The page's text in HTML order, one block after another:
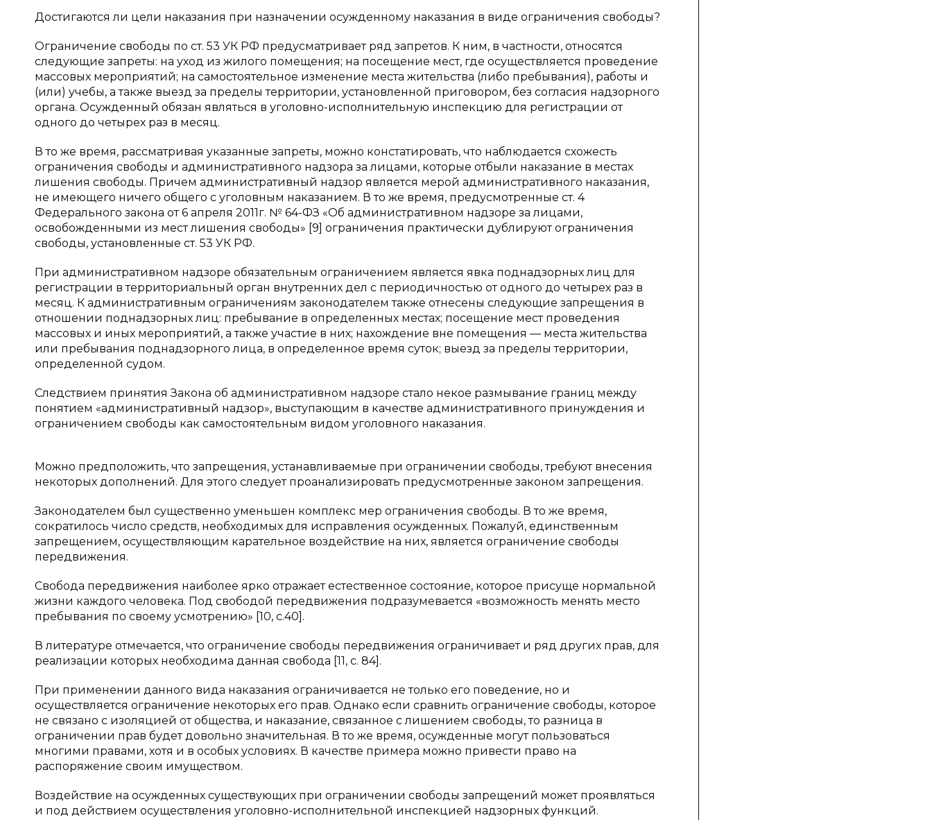
Достигаются ли цели наказания при назначении осужденному наказания в виде ограничения свободы?
Ограничение свободы по ст. 53 УК РФ предусматривает ряд запретов. К ним, в частности, относятся
следующие запреты: на уход из жилого помещения; на посещение мест, где осуществляется проведение
массовых мероприятий; на самостоятельное изменение места жительства (либо пребывания), работы и
(или) учебы, а также выезд за пределы территории, установленной приговором, без согласия надзорного
органа. Осужденный обязан являться в уголовно-исполнительную инспекцию для регистрации от
одного до четырех раз в месяц.
В то же время, рассматривая указанные запреты, можно констатировать, что наблюдается схожесть
ограничения свободы и административного надзора за лицами, которые отбыли наказание в местах
лишения свободы. Причем административный надзор является мерой административного наказания,
не имеющего ничего общего с уголовным наказанием. В то же время, предусмотренные ст. 4
Федерального закона от 6 апреля 2011г. № 64-ФЗ «Об административном надзоре за лицами,
освобожденными из мест лишения свободы» [9] ограничения практически дублируют ограничения
свободы, установленные ст. 53 УК РФ.
При административном надзоре обязательным ограничением является явка поднадзорных лиц для
регистрации в территориальный орган внутренних дел с периодичностью от одного до четырех раз в
месяц. К административным ограничениям законодателем также отнесены следующие запрещения в
отношении поднадзорных лиц: пребывание в определенных местах; посещение мест проведения
массовых и иных мероприятий, а также участие в них; нахождение вне помещения — места жительства
или пребывания поднадзорного лица, в определенное время суток; выезд за пределы территории,
определенной судом.
Следствием принятия Закона об административном надзоре стало некое размывание границ между
понятием «административный надзор», выступающим в качестве административного принуждения и
ограничением свободы как самостоятельным видом уголовного наказания.
Можно предположить, что запрещения, устанавливаемые при ограничении свободы, требуют внесения
некоторых дополнений. Для этого следует проанализировать предусмотренные законом запрещения.
Законодателем был существенно уменьшен комплекс мер ограничения свободы. В то же время,
сократилось число средств, необходимых для исправления осужденных. Пожалуй, единственным
запрещением, осуществляющим карательное воздействие на них, является ограничение свободы
передвижения.
Свобода передвижения наиболее ярко отражает естественное состояние, которое присуще нормальной
жизни каждого человека. Под свободой передвижения подразумевается «возможность менять место
пребывания по своему усмотрению» [10, с.40].
В литературе отмечается, что ограничение свободы передвижения ограничивает и ряд других прав, для
реализации которых необходима данная свобода [11, с. 84].
При применении данного вида наказания ограничивается не только его поведение, но и
осуществляется ограничение некоторых его прав. Однако если сравнить ограничение свободы, которое
не связано с изоляцией от общества, и наказание, связанное с лишением свободы, то разница в
ограничении прав будет довольно значительная. В то же время, осужденные могут пользоваться
многими правами, хотя и в особых условиях. В качестве примера можно привести право на
распоряжение своим имуществом.
Воздействие на осужденных существующих при ограничении свободы запрещений может проявляться
и под действием осуществления уголовно-исполнительной инспекцией надзорных функций.